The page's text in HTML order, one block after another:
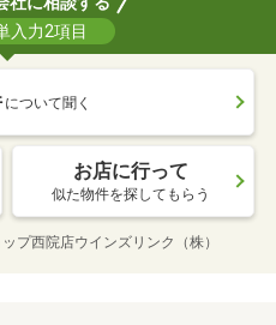
入力2項目
について聞く
お店に行って
似た物件を探してもらう
プ西院店ウインズリンク（株）